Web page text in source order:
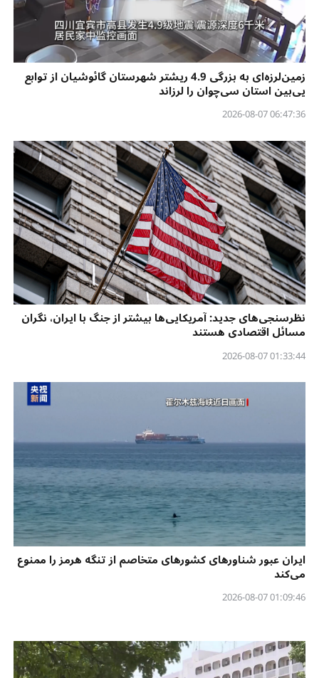
زمین‌لرزه‌ای به بزرگی 4.9 ریشتر شهرستان گائوشیان از توابع
یی‌بین استان سی‌چوان را لرزاند
06:47:36 2026-08-07
نظرسنجی‌‌های جدید: آمریکایی‌ها بیشتر از جنگ با ایران، نگران
مسائل اقتصادی هستند
01:33:44 2026-08-07
ایران عبور شناورهای کشورهای متخاصم از تنگه هرمز را ممنوع
می‌کند
01:09:46 2026-08-07